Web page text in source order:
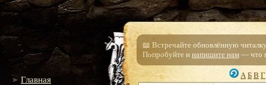
Главная
📖 Встречайте обновлённую
Попробуйте и напишите нам — что
А Б В Г